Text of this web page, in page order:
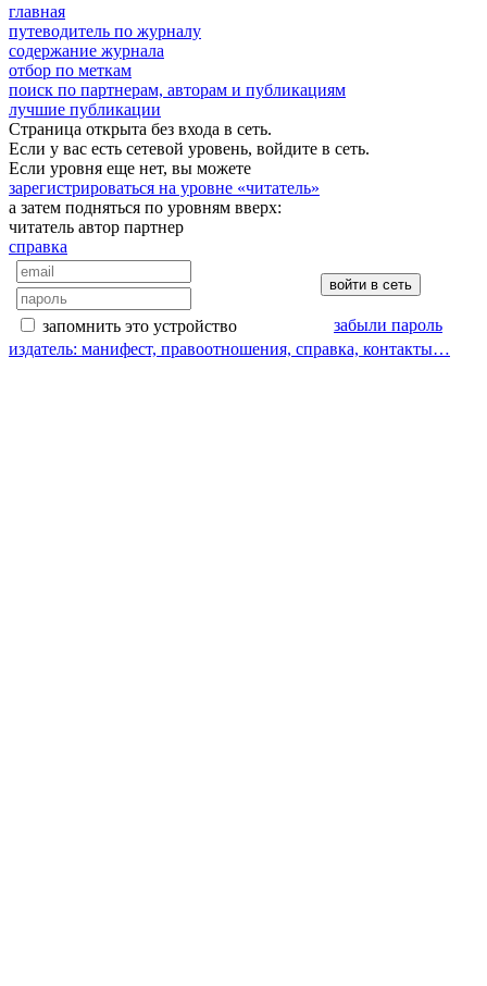
главная
путеводитель по журналу
содержание журнала
отбор по меткам
поиск по партнерам, авторам и публикациям
лучшие публикации
Страница открыта без входа в сеть.
Если у вас есть сетевой уровень, войдите в сеть.
Если уровня еще нет, вы можете
зарегистрироваться на уровне «читатель»
а затем подняться по уровням вверх:
читатель автор партнер
справка
запомнить это устройство
забыли пароль
издатель: манифест, правоотношения, справка, контакты…